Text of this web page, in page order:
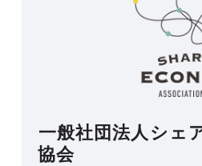
一般社団法人シェ
協会